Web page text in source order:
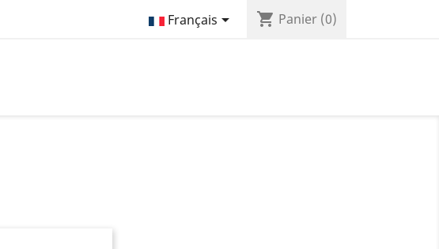
Français shopping_cart Panier (0)